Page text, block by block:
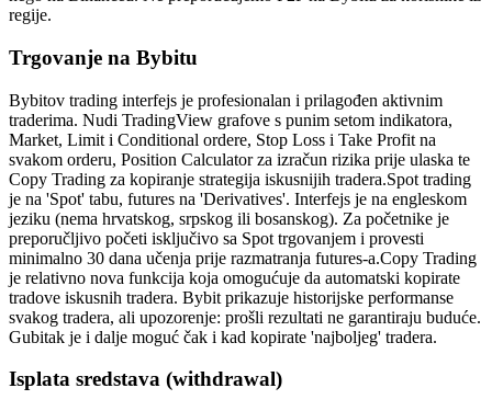
regije.
Trgovanje na Bybitu
Bybitov trading interfejs je profesionalan i prilagođen aktivnim
traderima. Nudi TradingView grafove s punim setom indikatora,
Market, Limit i Conditional ordere, Stop Loss i Take Profit na
svakom orderu, Position Calculator za izračun rizika prije ulaska te
Copy Trading za kopiranje strategija iskusnijih tradera.Spot trading
je na 'Spot' tabu, futures na 'Derivatives'. Interfejs je na engleskom
jeziku (nema hrvatskog, srpskog ili bosanskog). Za početnike je
preporučljivo početi isključivo sa Spot trgovanjem i provesti
minimalno 30 dana učenja prije razmatranja futures-a.Copy Trading
je relativno nova funkcija koja omogućuje da automatski kopirate
tradove iskusnih tradera. Bybit prikazuje historijske performanse
svakog tradera, ali upozorenje: prošli rezultati ne garantiraju buduće.
Gubitak je i dalje moguć čak i kad kopirate 'najboljeg' tradera.
Isplata sredstava (withdrawal)